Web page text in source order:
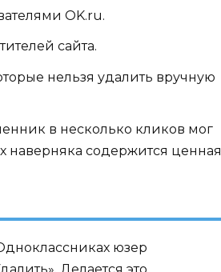
OK.ru.
сайта.
нельзя удалить вручную
в несколько кликов мог
наверняка содержится ценная
юзер